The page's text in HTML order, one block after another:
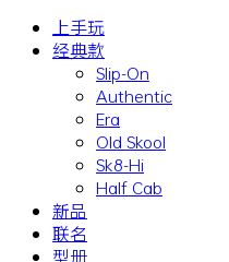
上手玩
经典款
Slip-On
Authentic
Era
Old Skool
Sk8-Hi
Half Cab
新品
联名
型册